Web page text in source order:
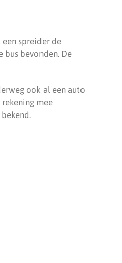
spreider de
bevonden. De
ook al een auto
mee